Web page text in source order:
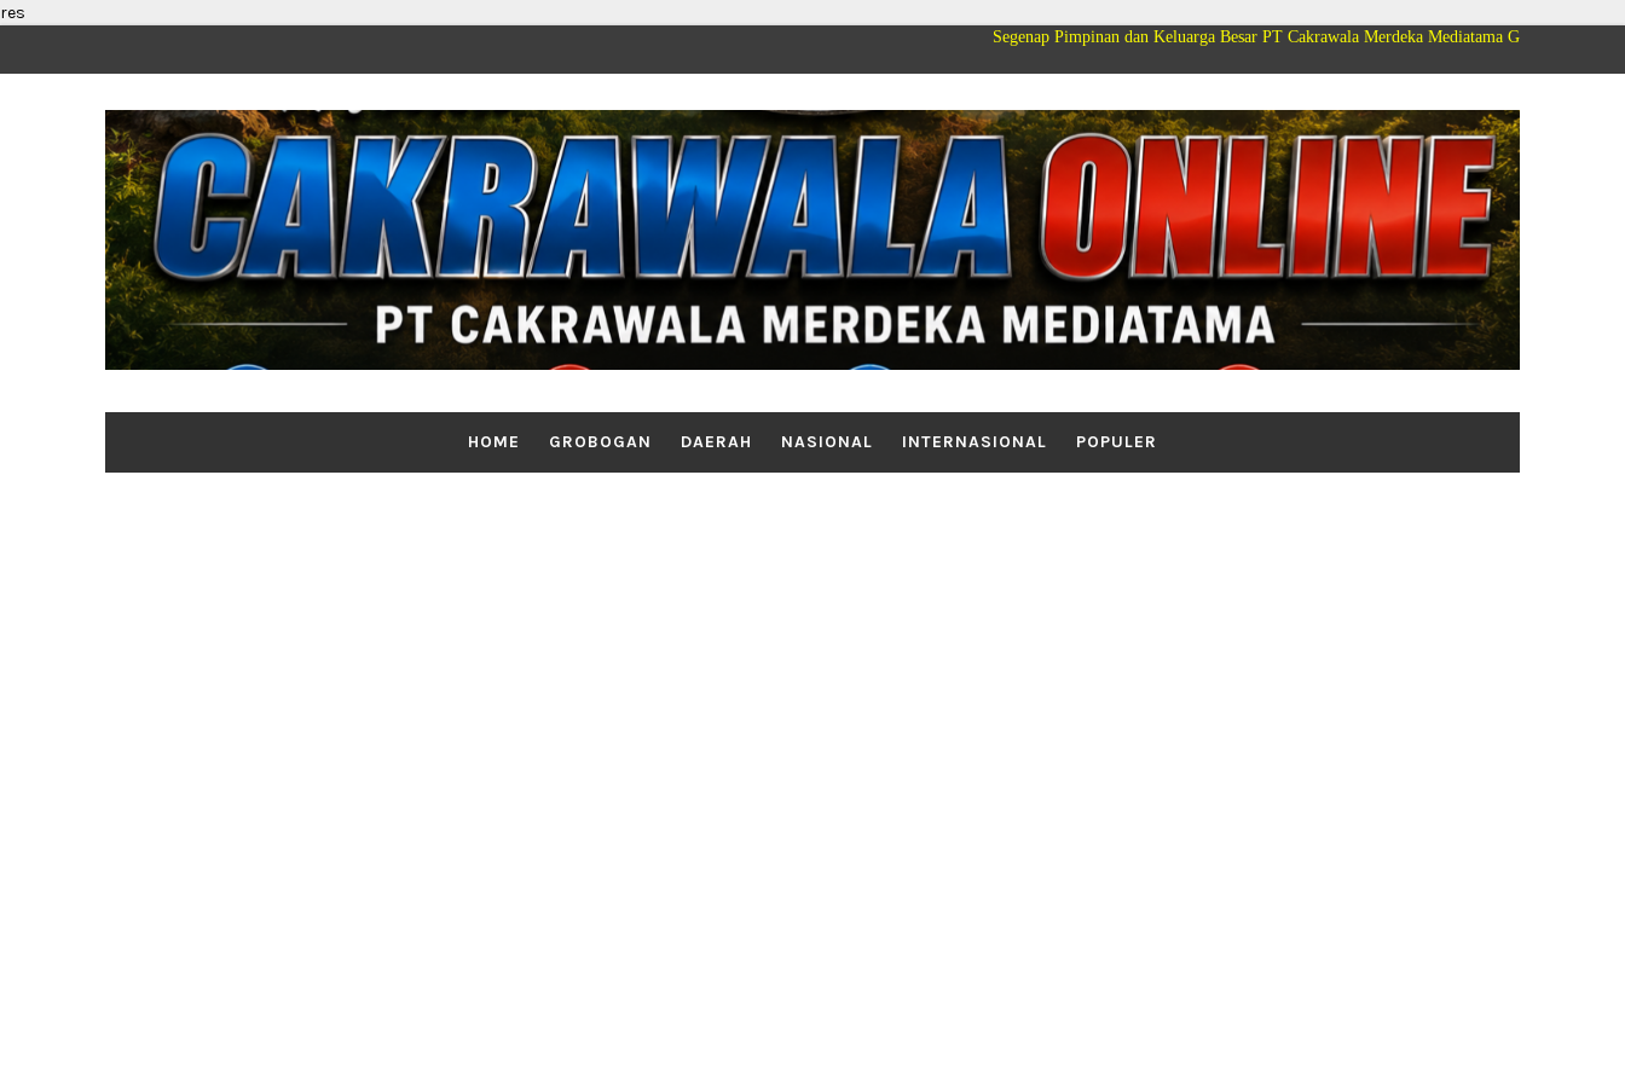
res
Segenap Pimpinan dan Keluarga Besar PT Cakrawala Merdeka Mediatama Group Mengucapkan Selamat
HOME GROBOGAN DAERAH NASIONAL INTERNASIONAL POPULER